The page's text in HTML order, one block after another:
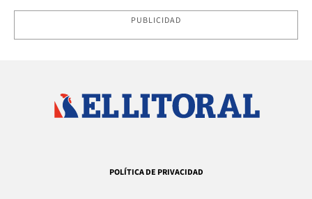
PUBLICIDAD
POLÍTICA DE PRIVACIDAD